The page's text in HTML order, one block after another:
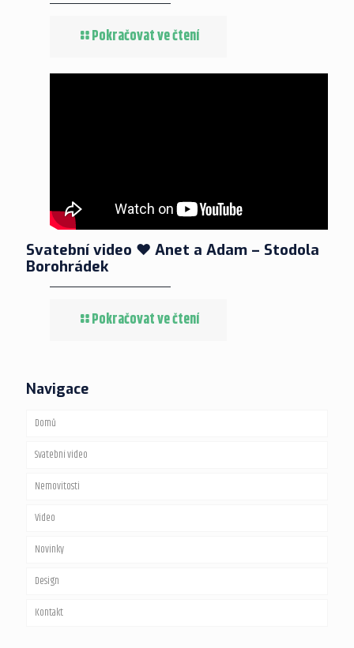
Pokračovat ve čtení
Svatební video ❤ Anet a Adam – Stodola
Borohrádek
Pokračovat ve čtení
Navigace
Domů
Svatební video
Nemovitosti
Fotografie
Videoprohlídky
Virtuální prohlídky
Virtual staging
Video
Maturitní video
Videoprohlídky nemovitostí
360 video spin
Novinky
Design
Webové stránky
Kontakt